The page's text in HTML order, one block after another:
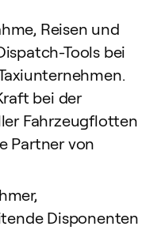
Reisen und
Tools bei
bei der
Fahrzeugflotten
Partner von
Disponenten